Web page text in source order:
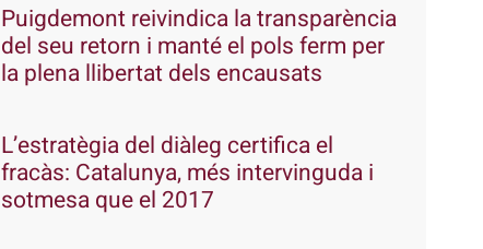
Puigdemont reivindica la transparència
del seu retorn i manté el pols ferm per
la plena llibertat dels encausats
L’estratègia del diàleg certifica el
fracàs: Catalunya, més intervinguda i
sotmesa que el 2017